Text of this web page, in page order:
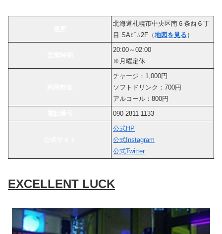
北海道札幌市中央区南６条西６丁
目 SAﾋﾞﾙ2F（地図を見る ）
20:00～02:00
※月曜定休
チャージ：1,000円
ソフトドリンク：700円
アルコール：800円
090-2811-1133
公式HP
公式Instagram
公式Twitter
EXCELLENT LUCK